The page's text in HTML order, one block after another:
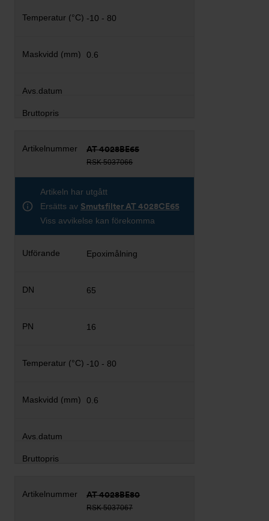
-10 - 80
0.6
AT 4028BE65
RSK 5037066
Artikeln har utgått
Ersätts av Smutsfilter AT 4028CE65
Viss avvikelse kan förekomma
Epoximålning
65
16
-10 - 80
0.6
AT 4028BE80
RSK 5037067